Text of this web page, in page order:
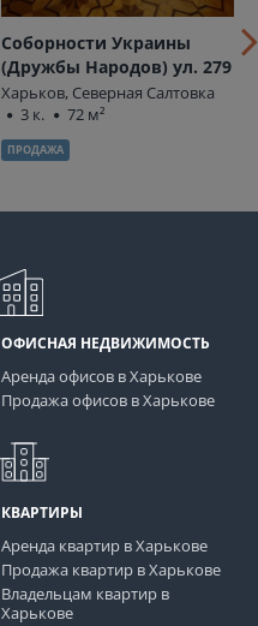
Соборности Украины
(Дружбы Народов) ул. 279
Харьков, Северная Салтовка
3 к.
72 м²
ПРОДАЖА
ОФИСНАЯ НЕДВИЖИМОСТЬ
Аренда офисов в Харькове
Продажа офисов в Харькове
КВАРТИРЫ
Аренда квартир в Харькове
Продажа квартир в Харькове
Владельцам квартир в
Харькове